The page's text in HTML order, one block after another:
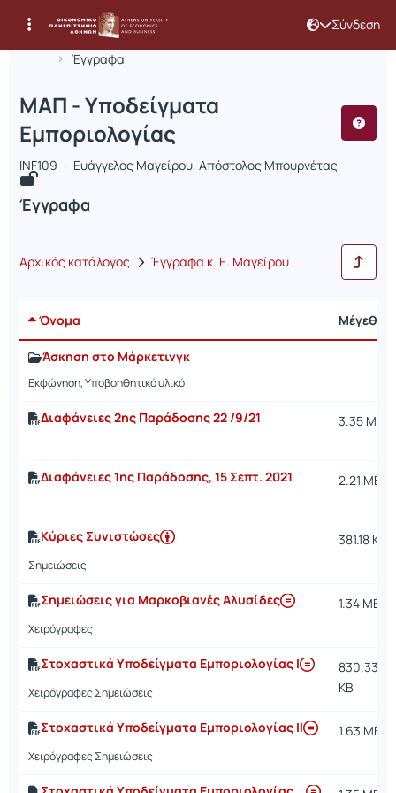
Σύνδεση
Αρχική Σελίδα
Έγγραφα
Μάθημα : ΜΑΠ - Υποδείγματα
Κωδικός : INF109
ΜΑΠ - Υποδείγματα
Εμποριολογίας
INF109 - Ευάγγελος Μαγείρου, Απόστολος Μπουρνέτας
Έγγραφα
Αρχικός κατάλογος Έγγραφα κ. Ε. Μαγείρου
Όνομα Μέγεθος
Άσκηση στο Μάρκετινγκ
Εκφώνηση, Υποβοηθητικό υλικό
Διαφάνειες 2ης Παράδοσης 22 /9/21 3.35 MB
Διαφάνειες 1ης Παράδοσης, 15 Σεπτ. 2021 2.21 MB
Κύριες Συνιστώσες
Σημειώσεις
381.18 KB
Σημειώσεις για Μαρκοβιανές Αλυσίδες
Χειρόγραφες
1.34 MB
Στοχαστικά Υποδείγματα Εμποριολογίας Ι
Χειρόγραφες Σημειώσεις
830.33
KB
Στοχαστικά Υποδείγματα Εμποριολογίας ΙΙ
Χειρόγραφες Σημειώσεις
1.63 MB